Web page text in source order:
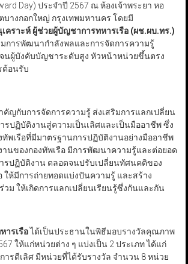
Day) ประจำปี 2567 ณ ห้องเจ้าพระยา หอ
บางกอกใหญ่ กรุงเทพมหานคร โดยมี
คราะห์ ผู้ช่วยผู้บัญชาการทหารเรือ (ผช.ผบ.ทร.)
การพัฒนากำลังพลและการจัดการความรู้
จนผู้บังคับบัญชาระดับสูง หัวหน้าหน่วยขึ้นตรง
ต้อนรับ
ญกับการจัดการความรู้ ส่งเสริมการแลกเปลี่ยน
รปฏิบัติงานสู่ความเป็นเลิศและเป็นมืออาชีพ ซึ่ง
ทัพเรือที่มีมาตรฐานการปฏิบัติงานอย่างมืออาชีพ
านของกองทัพเรือ มีการพัฒนาความรู้และต่อยอด
รปฏิบัติงาน ตลอดจนปรับเปลี่ยนทัศนคติของ
ให้มีการถ่ายทอดแบ่งปันความรู้ และสร้าง
ม ให้เกิดการแลกเปลี่ยนเรียนรู้ซึ่งกันและกัน
ารเรือได้เป็นประธานในพิธีมอบรางวัลคุณภาพ
ให้แก่หน่วยต่าง ๆ แบ่งเป็น 2 ประเภท ได้แก่
ารดีเลิศ มีหน่วยที่ได้รับรางวัล จำนวน 8 หน่วย